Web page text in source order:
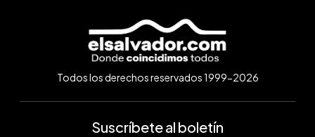
Todos los derechos reservados 1999-2026
Suscríbete al boletín